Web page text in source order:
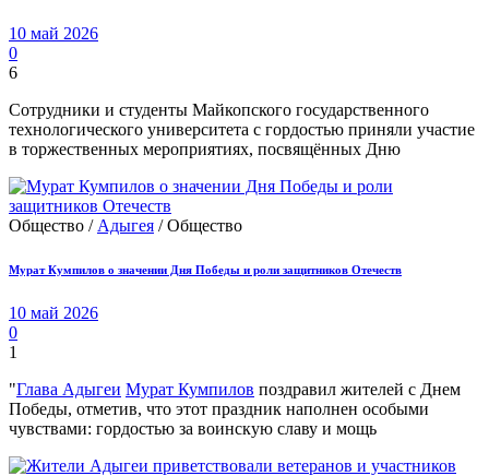
10 май 2026
0
6
Сотрудники и студенты Майкопского государственного
технологического университета с гордостью приняли участие
в торжественных мероприятиях, посвящённых Дню
Общество / Адыгея / Общество
Мурат Кумпилов о значении Дня Победы и роли защитников Отечеств
10 май 2026
0
1
"Глава Адыгеи Мурат Кумпилов поздравил жителей с Днем
Победы, отметив, что этот праздник наполнен особыми
чувствами: гордостью за воинскую славу и мощь